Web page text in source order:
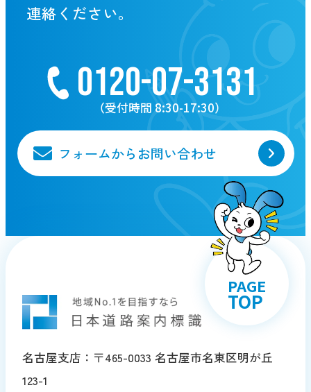
連絡ください。
0120-07-3131
（受付時間 8:30-17:30）
フォームからお問い合わせ
PAGE
TOP
名古屋支店：〒465-0033 名古屋市名東区明が丘
123-1